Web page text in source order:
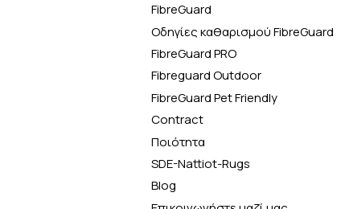
FibreGuard
Οδηγίες καθαρισμού FibreGuard
FibreGuard PRO
Fibreguard Outdoor
FibreGuard Pet Friendly
Contract
Ποιότητα
SDE-Nattiot-Rugs
Blog